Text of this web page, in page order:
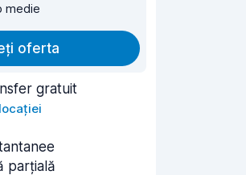
medie
oferta
gratuit
parțială